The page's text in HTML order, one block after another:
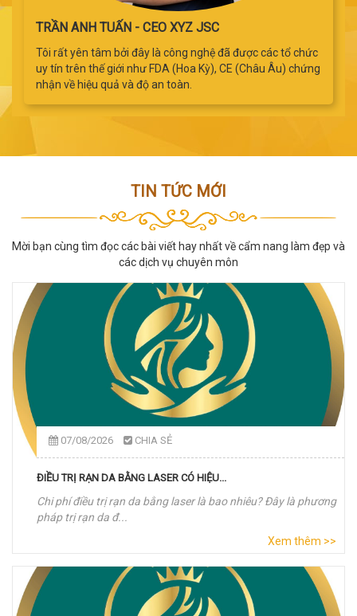
BÙI TUẤN KIỆT - KHÁCH HÀNG THÂN THIẾT
Tôi rất yên tâm bởi đây là công nghệ đã được các tổ chức
uy tín trên thế giới như FDA (Hoa Kỳ), CE (Châu Âu) chứng
nhận về hiệu quả và độ an toàn.
TIN TỨC MỚI
Mời bạn cùng tìm đọc các bài viết hay nhất về cẩm nang làm đẹp và
các dịch vụ chuyên môn
07/08/2026 CHIA SẺ
ĐIỀU TRỊ RẠN DA BẰNG LASER CÓ HIỆU...
Chi phí điều trị rạn da bằng laser là bao nhiêu? Đây là phương
pháp trị rạn da đ...
Xem thêm >>